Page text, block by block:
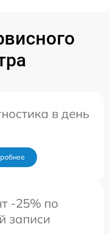
в день
-25% по
записи